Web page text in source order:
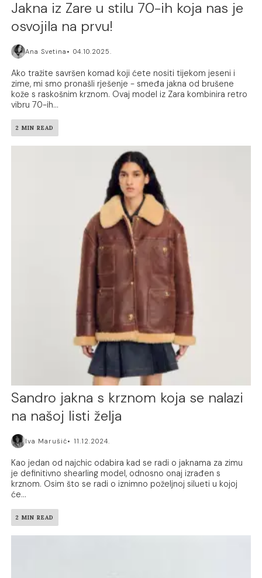
Jakna iz Zare u stilu 70-ih koja nas je
osvojila na prvu!
Ana Svetina 04.10.2025.
Ako tražite savršen komad koji ćete nositi tijekom jeseni i
zime, mi smo pronašli rješenje - smeđa jakna od brušene
kože s raskošnim krznom. Ovaj model iz Zara kombinira retro
vibru 70-ih...
2 MIN READ
Sandro jakna s krznom koja se nalazi
na našoj listi želja
Iva Marušić 11.12.2024.
Kao jedan od najchic odabira kad se radi o jaknama za zimu
je definitivno shearling model, odnosno onaj izrađen s
krznom. Osim što se radi o iznimno poželjnoj silueti u kojoj
će...
2 MIN READ